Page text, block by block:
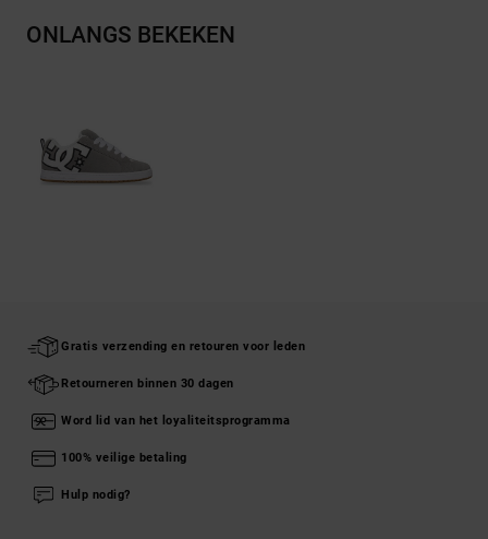
ONLANGS BEKEKEN
Gratis verzending en retouren voor leden
Retourneren binnen 30 dagen
Word lid van het loyaliteitsprogramma
100% veilige betaling
Hulp nodig?